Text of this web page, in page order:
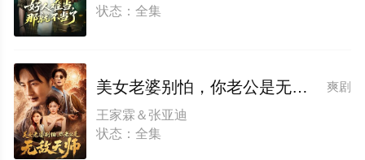
状态：全集
爽剧
美女老婆别怕，你老公是无敌天师
王家霖＆张亚迪
状态：全集